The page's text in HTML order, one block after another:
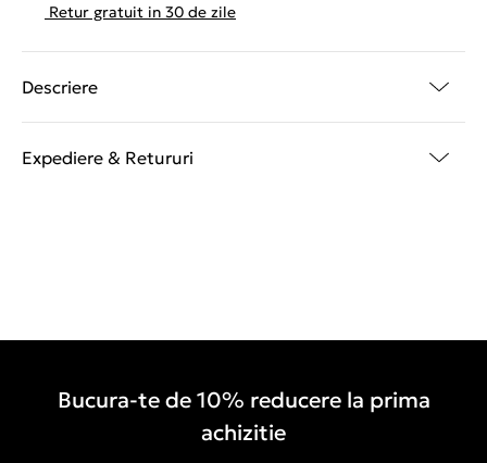
Retur gratuit in 30 de zile
Descriere
Expediere & Retururi
Bucura-te de 10% reducere la prima
achizitie